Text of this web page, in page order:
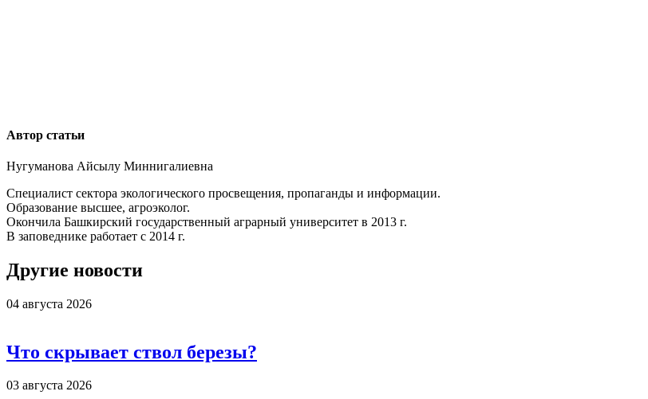
Автор статьи
Нугуманова Айсылу Миннигалиевна
Специалист сектора экологического просвещения, пропаганды и информации.
Образование высшее, агроэколог.
Окончила Башкирский государственный аграрный университет в 2013 г.
В заповеднике работает с 2014 г.
Другие новости
04 августа 2026
Что скрывает ствол березы?
03 августа 2026